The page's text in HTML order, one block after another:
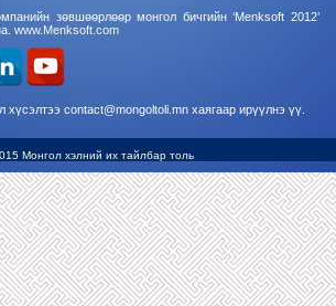
зөвшөөрлөөр монгол бичгийн ‘Menksoft 2012’
www.Menksoft.com
хүсэлтээ contact@mongoltoli.mn хаягаар ирүүлнэ үү.
Монгол хэлний их тайлбар толь